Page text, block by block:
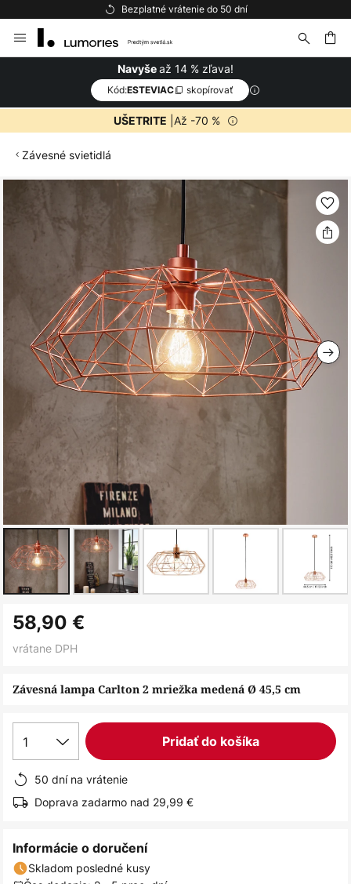
Bezplatné vrátenie do 50 dní
to
Navyšeaž 14 % zľava!
Kód:ESTEVIAC skopírovať
UŠETRITE |Až -70 %
Závesné svietidlá
galérie
obrázkov
na
začiatok
obrázkov
Závesná lampa Carlton 2 mriežka medená Ø 45,5 cm
58,90 €
vrátane DPH
1 Pridať do košíka
50 dní na vrátenie
Doprava zadarmo nad 29,99 €
Informácie o doručení
Skladom posledné kusy